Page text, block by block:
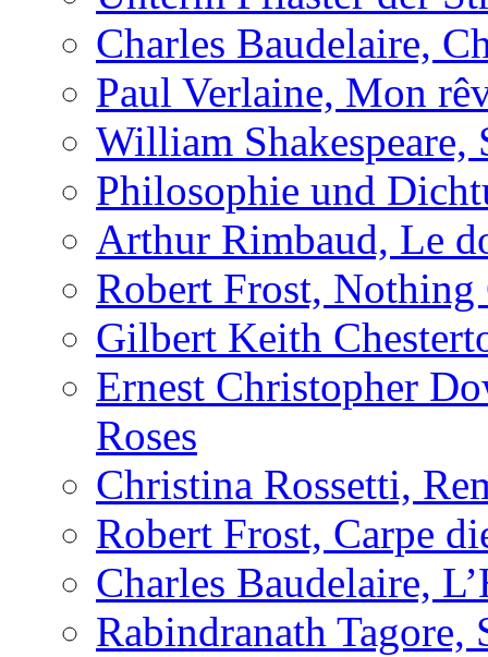
Charles Baudelaire,
Paul Verlaine, Mon
William Shakespeare,
Philosophie und
Arthur Rimbaud, Le
Robert Frost, Nothing
Gilbert Keith
Ernest Christopher
Roses
Christina Rossetti,
Robert Frost, Carpe
Charles Baudelaire,
Rabindranath